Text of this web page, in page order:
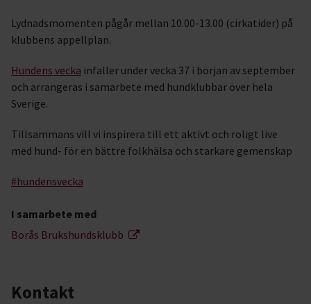
Lydnadsmomenten pågår mellan 10.00-13.00 (cirkatider) på
klubbens appellplan.
Hundens vecka infaller under vecka 37 i början av september
och arrangeras i samarbete med hundklubbar över hela
Sverige.
Tillsammans vill vi inspirera till ett aktivt och roligt live
med hund- för en bättre folkhälsa och starkare gemenskap
#hundensvecka
I samarbete med
Borås Brukshundsklubb
Kontakt